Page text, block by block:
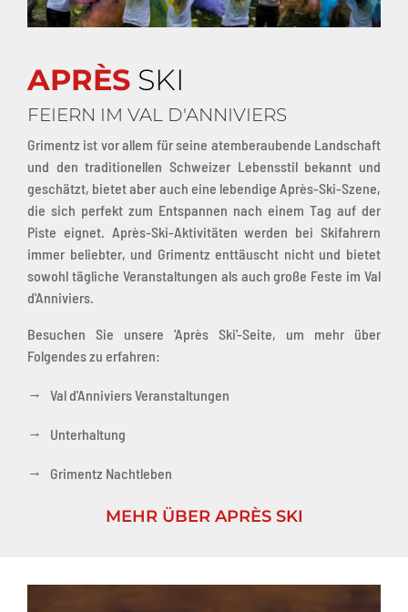
APRÈS SKI
FEIERN IM VAL D'ANNIVIERS
Grimentz ist vor allem für seine atemberaubende Landschaft
und den traditionellen Schweizer Lebensstil bekannt und
geschätzt, bietet aber auch eine lebendige Après-Ski-Szene,
die sich perfekt zum Entspannen nach einem Tag auf der
Piste eignet. Après-Ski-Aktivitäten werden bei Skifahrern
immer beliebter, und Grimentz enttäuscht nicht und bietet
sowohl tägliche Veranstaltungen als auch große Feste im Val
d'Anniviers.
Besuchen Sie unsere 'Après Ski'-Seite, um mehr über
Folgendes zu erfahren:
→ Val d'Anniviers Veranstaltungen
→ Unterhaltung
→ Grimentz Nachtleben
MEHR ÜBER APRÈS SKI